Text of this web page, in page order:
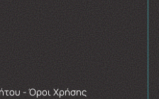
- Όροι Χρήσης